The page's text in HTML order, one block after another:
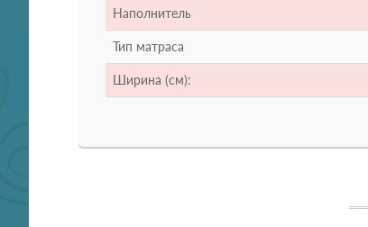
Наполнитель
Тип матраса
Ширина (см):